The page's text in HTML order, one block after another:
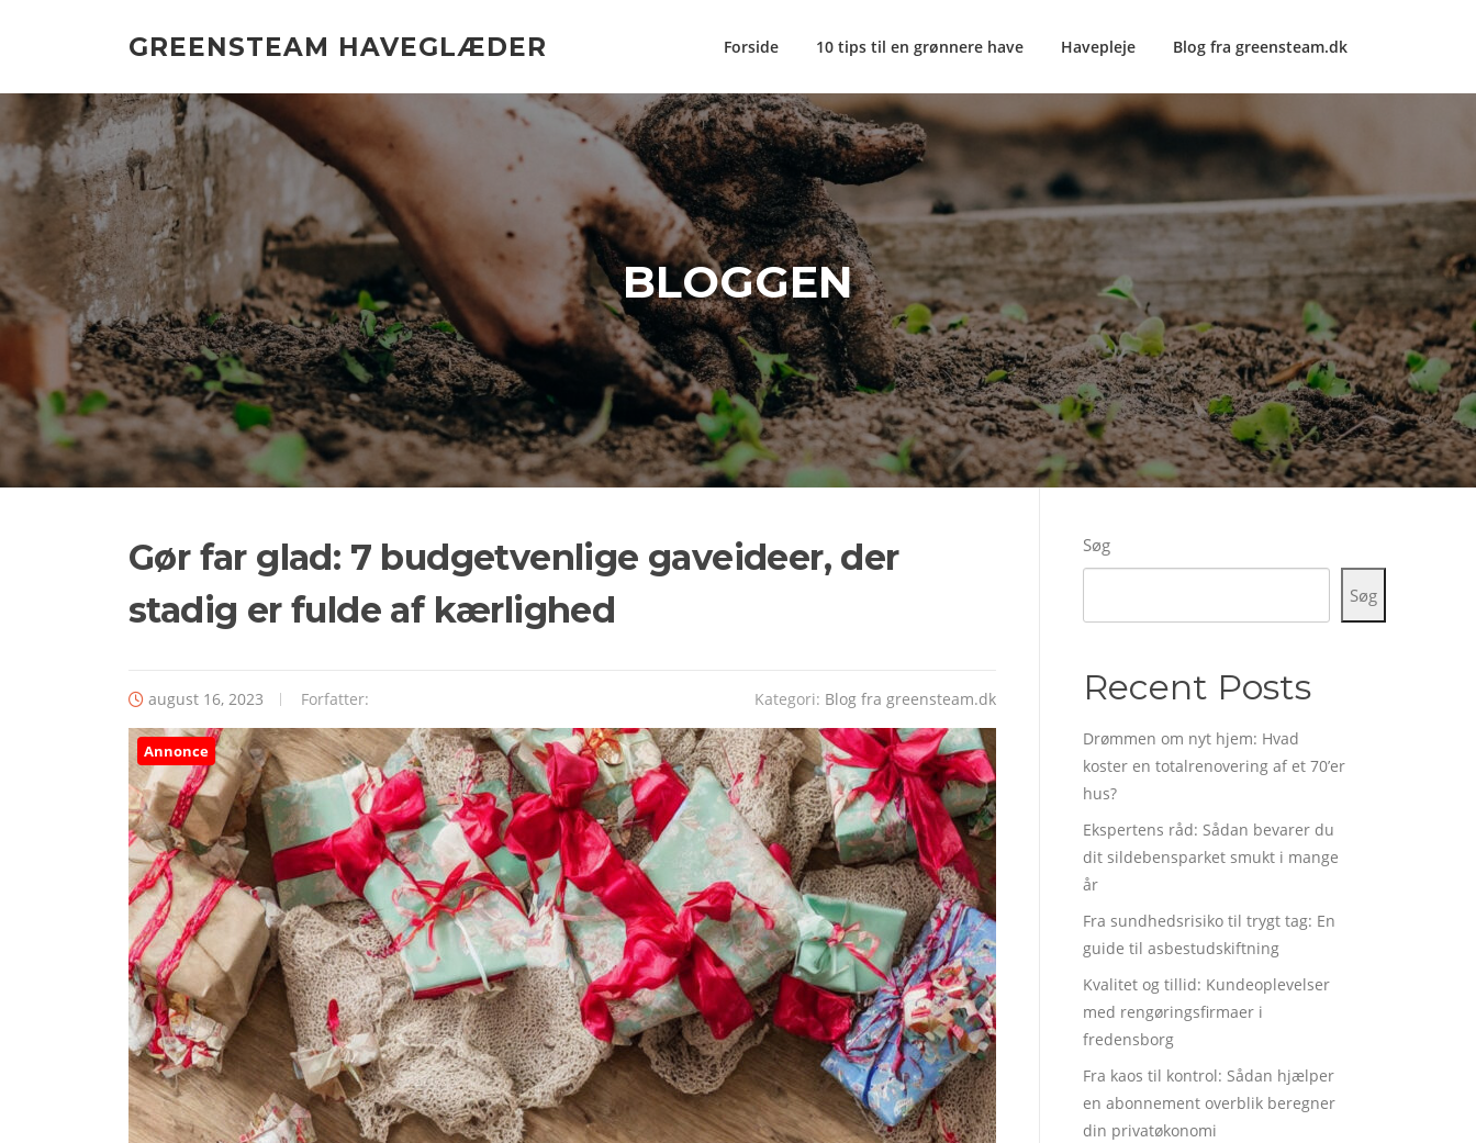
GREENSTEAM HAVEGLÆDER Forside 10 tips til en grønnere have Havepleje Blog fra greensteam.dk
BLOGGEN
Gør far glad: 7 budgetvenlige gaveideer, der
stadig er fulde af kærlighed
august 16, 2023 Forfatter: Kategori: Blog fra greensteam.dk
Annonce
Søg
Søg
Recent Posts
Drømmen om nyt hjem: Hvad
koster en totalrenovering af et 70’er
hus?
Ekspertens råd: Sådan bevarer du
dit sildebensparket smukt i mange
år
Fra sundhedsrisiko til trygt tag: En
guide til asbestudskiftning
Kvalitet og tillid: Kundeoplevelser
med rengøringsfirmaer i
fredensborg
Fra kaos til kontrol: Sådan hjælper
en abonnement overblik beregner
din privatøkonomi